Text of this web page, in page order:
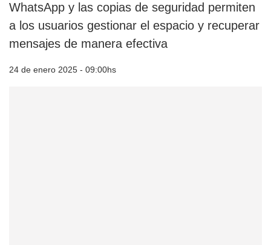
WhatsApp y las copias de seguridad permiten
a los usuarios gestionar el espacio y recuperar
mensajes de manera efectiva
24 de enero 2025 - 09:00hs